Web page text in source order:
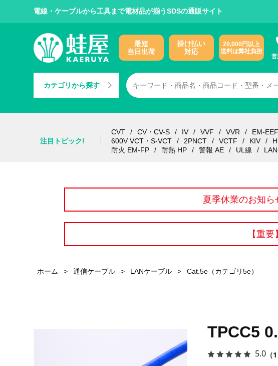
電線・ケーブルから工具まで電材品が揃うSDSの通販サイト
最短
当日出荷
掛け払い
対応
20,000円以上
送料は弊社負担
営
カテゴリから探す
注目トピック!
CVT CV・CV-S IV VVF VVR EM-
600V VCT・S-VCT
2PNCT VCTF KIV
耐火 EM-FP
耐熱 HP 警報 AE UL線
夏季休業のお知
【重
ホーム > 通信ケーブル > LANケーブル > Cat.5e（カテゴリ5e）
TPCC5
5.0 （1